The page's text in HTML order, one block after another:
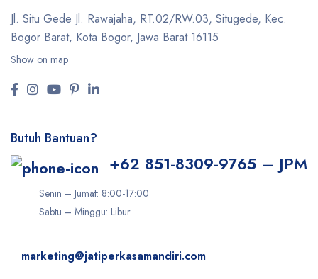
Jl. Situ Gede Jl. Rawajaha, RT.02/RW.03, Situgede, Kec.
Bogor Barat, Kota Bogor, Jawa Barat 16115
Show on map
Butuh Bantuan?
+62 851-8309-9765 – JPM
Senin – Jumat: 8:00-17:00
Sabtu – Minggu: Libur
marketing@jatiperkasamandiri.com